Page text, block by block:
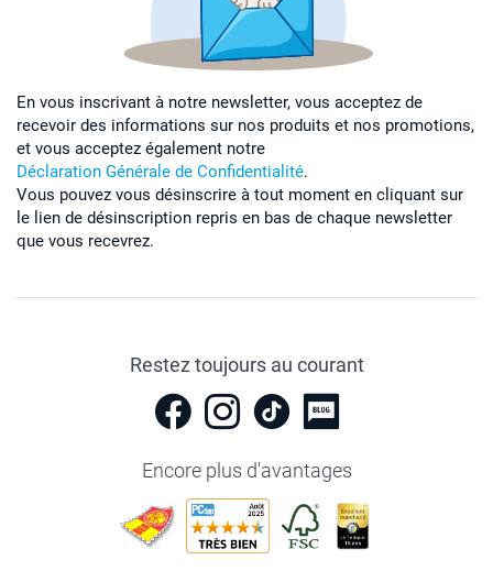
En vous inscrivant à notre newsletter, vous acceptez de
recevoir des informations sur nos produits et nos promotions,
et vous acceptez également notre
Déclaration Générale de Confidentialité.
Vous pouvez vous désinscrire à tout moment en cliquant sur
le lien de désinscription repris en bas de chaque newsletter
que vous recevrez.
Restez toujours au courant
Encore plus d'avantages